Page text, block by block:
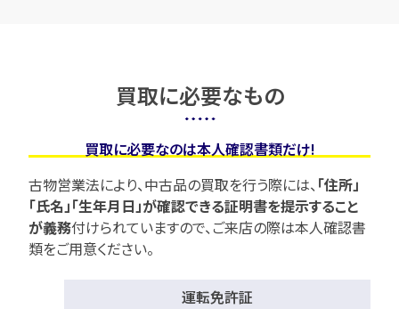
買取に必要なもの
買取に必要なのは本人確認書類だけ!
古物営業法により、中古品の買取を行う際には、「住所」
「氏名」「生年月日」が確認できる証明書を提示すること
が義務付けられていますので、ご来店の際は本人確認書
類をご用意ください。
運転免許証